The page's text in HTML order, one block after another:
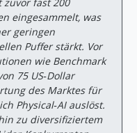
eingesammelt, was
geringen
Puffer stärkt. Vor
wie Benchmark
75 US‑Dollar
des Marktes für
Physical‑AI auslöst.
zu diversifiziertem